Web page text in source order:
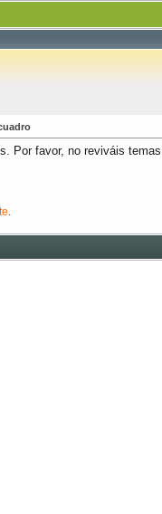
Por favor, no reviváis
.